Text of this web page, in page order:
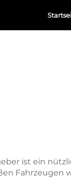
ist ein
Fahrzeugen